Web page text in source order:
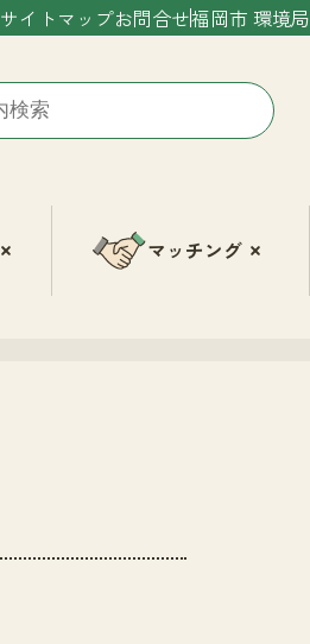
サイトマップお問合せ福岡市 環境局
マッチング